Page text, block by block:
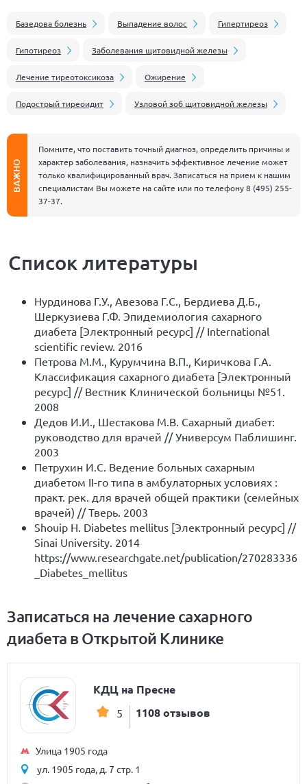
Базедова болезнь Выпадение волос Гипертиреоз
Гипотиреоз Заболевания щитовидной железы
Лечение тиреотоксикоза Ожирение
Подострый тиреоидит Узловой зоб щитовидной железы
ВАЖНО
Помните, что поставить точный диагноз, определить причины и
характер заболевания, назначить эффективное лечение может
только квалифицированный врач. Записаться на прием к нашим
специалистам Вы можете на сайте или по телефону8 (495) 255-
37-37.
Список литературы
Нурдинова Г.У., Авезова Г.С., Бердиева Д.Б.,
Шеркузиева Г.Ф. Эпидемиология сахарного
диабета [Электронный ресурс] // International
scientific review. 2016
Петрова М.М., Курумчина В.П., Киричкова Г.А.
Классификация сахарного диабета [Электронный
ресурс] // Вестник Клинической больницы №51.
2008
Дедов И.И., Шестакова М.В. Сахарный диабет:
руководство для врачей // Универсум Паблишинг.
2003
Петрухин И.С. Ведение больных сахарным
диабетом II-го типа в амбулаторных условиях :
практ. рек. для врачей общей практики (семейных
врачей) // Тверь. 2003
Shouip H. Diabetes mellitus [Электронный ресурс] //
Sinai University. 2014
https://www.researchgate.net/publication/270283336
_Diabetes_mellitus
Записаться на лечение сахарного
диабета в Открытой Клинике
КДЦ на Пресне
5 1108 отзывов
Улица 1905 года
ул. 1905 года, д. 7 стр. 1